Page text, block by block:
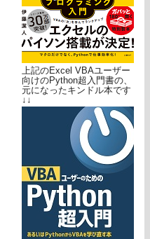
上記のExcel VBAユーザー
向けのPython超入門書の、
元になったキンドル本です
↓↓